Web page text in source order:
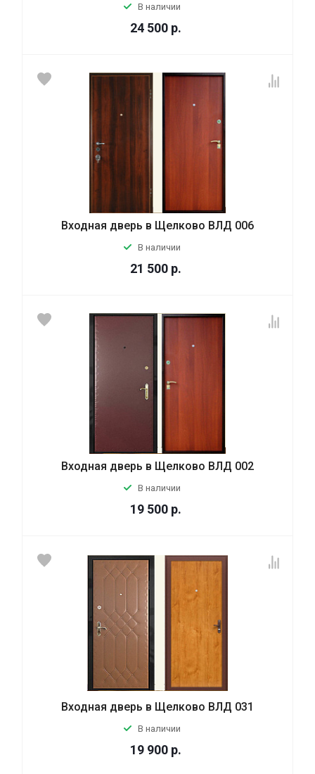
В наличии
24 500 р.
Входная дверь в Щелково ВЛД 006
В наличии
21 500 р.
Входная дверь в Щелково ВЛД 002
В наличии
19 500 р.
Входная дверь в Щелково ВЛД 031
В наличии
19 900 р.